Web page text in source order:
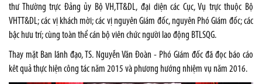
thư Thường trực Đảng ủy Bộ VH,TT&DL, đại diện các Cục, Vụ trực thuộc Bộ
VHTT&DL; các vị khách mời; các vị nguyên Giám đốc, nguyên Phó Giám đốc; các
bậc hưu trí; cùng toàn thể cán bộ viên chức người lao động BTLSQG.
Thay mặt Ban lãnh đạo, TS. Nguyễn Văn Đoàn - Phó Giám đốc đã đọc báo cáo
kêt quả thực hiện công tác năm 2015 và phương hướng nhiệm vụ năm 2016.